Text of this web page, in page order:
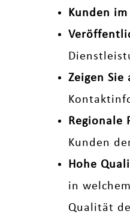
Kunden
Zeigen Sie
Regionale
Kunden
Hohe
in
Qualität